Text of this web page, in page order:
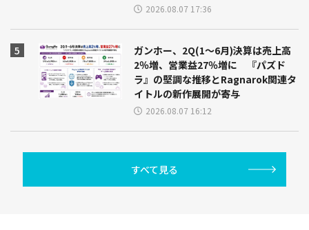
2026.08.07 17:36
ガンホー、2Q(1～6月)決算は売上高
2％増、営業益27％増に 『パズド
ラ』の堅調な推移とRagnarok関連タ
イトルの新作展開が寄与
2026.08.07 16:12
すべて見る